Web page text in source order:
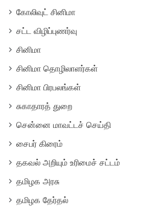
கோலிவுட் சினிமா
சட்ட விழிப்புணர்வு
சினிமா
சினிமா தொழிலாளர்கள்
சினிமா பிரபலங்கள்
சுகாதாரத் துறை
சென்னை மாவட்டச் செய்தி
சைபர் கிரைம்
தகவல் அறியும் உரிமைச் சட்டம்
தமிழக அரசு
தமிழக தேர்தல்